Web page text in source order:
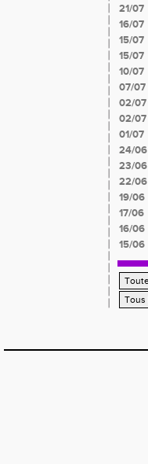
21/07
16/07
15/07
15/07
10/07
07/07
02/07
02/07
01/07
24/06
23/06
22/06
19/06
17/06
16/06
15/06